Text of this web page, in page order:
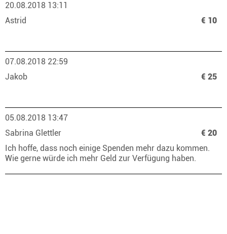
20.08.2018 13:11
Astrid
€ 10
07.08.2018 22:59
Jakob
€ 25
05.08.2018 13:47
Sabrina Glettler
€ 20
Ich hoffe, dass noch einige Spenden mehr dazu kommen.
Wie gerne würde ich mehr Geld zur Verfügung haben.